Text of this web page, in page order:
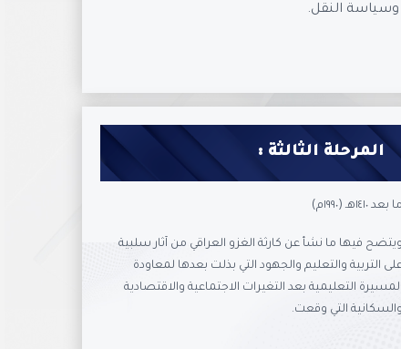
وسياسة النقل.
المرحلة الثالثة :
ما بعد ١٤١٠هـ (١٩٩٠م)
ويتضح فيها ما نشأ عن كارثة الغزو العراقي من آثار سلبية
التربية والتعليم والجهود التي بذلت بعدها لمعاودة
المسيرة التعليمية بعد التغيرات الاجتماعية والاقتصادية
والسكانية التي وقعت.